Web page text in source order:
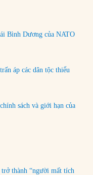
Bình Dương của NATO
áp các dân tộc thiểu
sách và giới hạn của
thành “người mất tích